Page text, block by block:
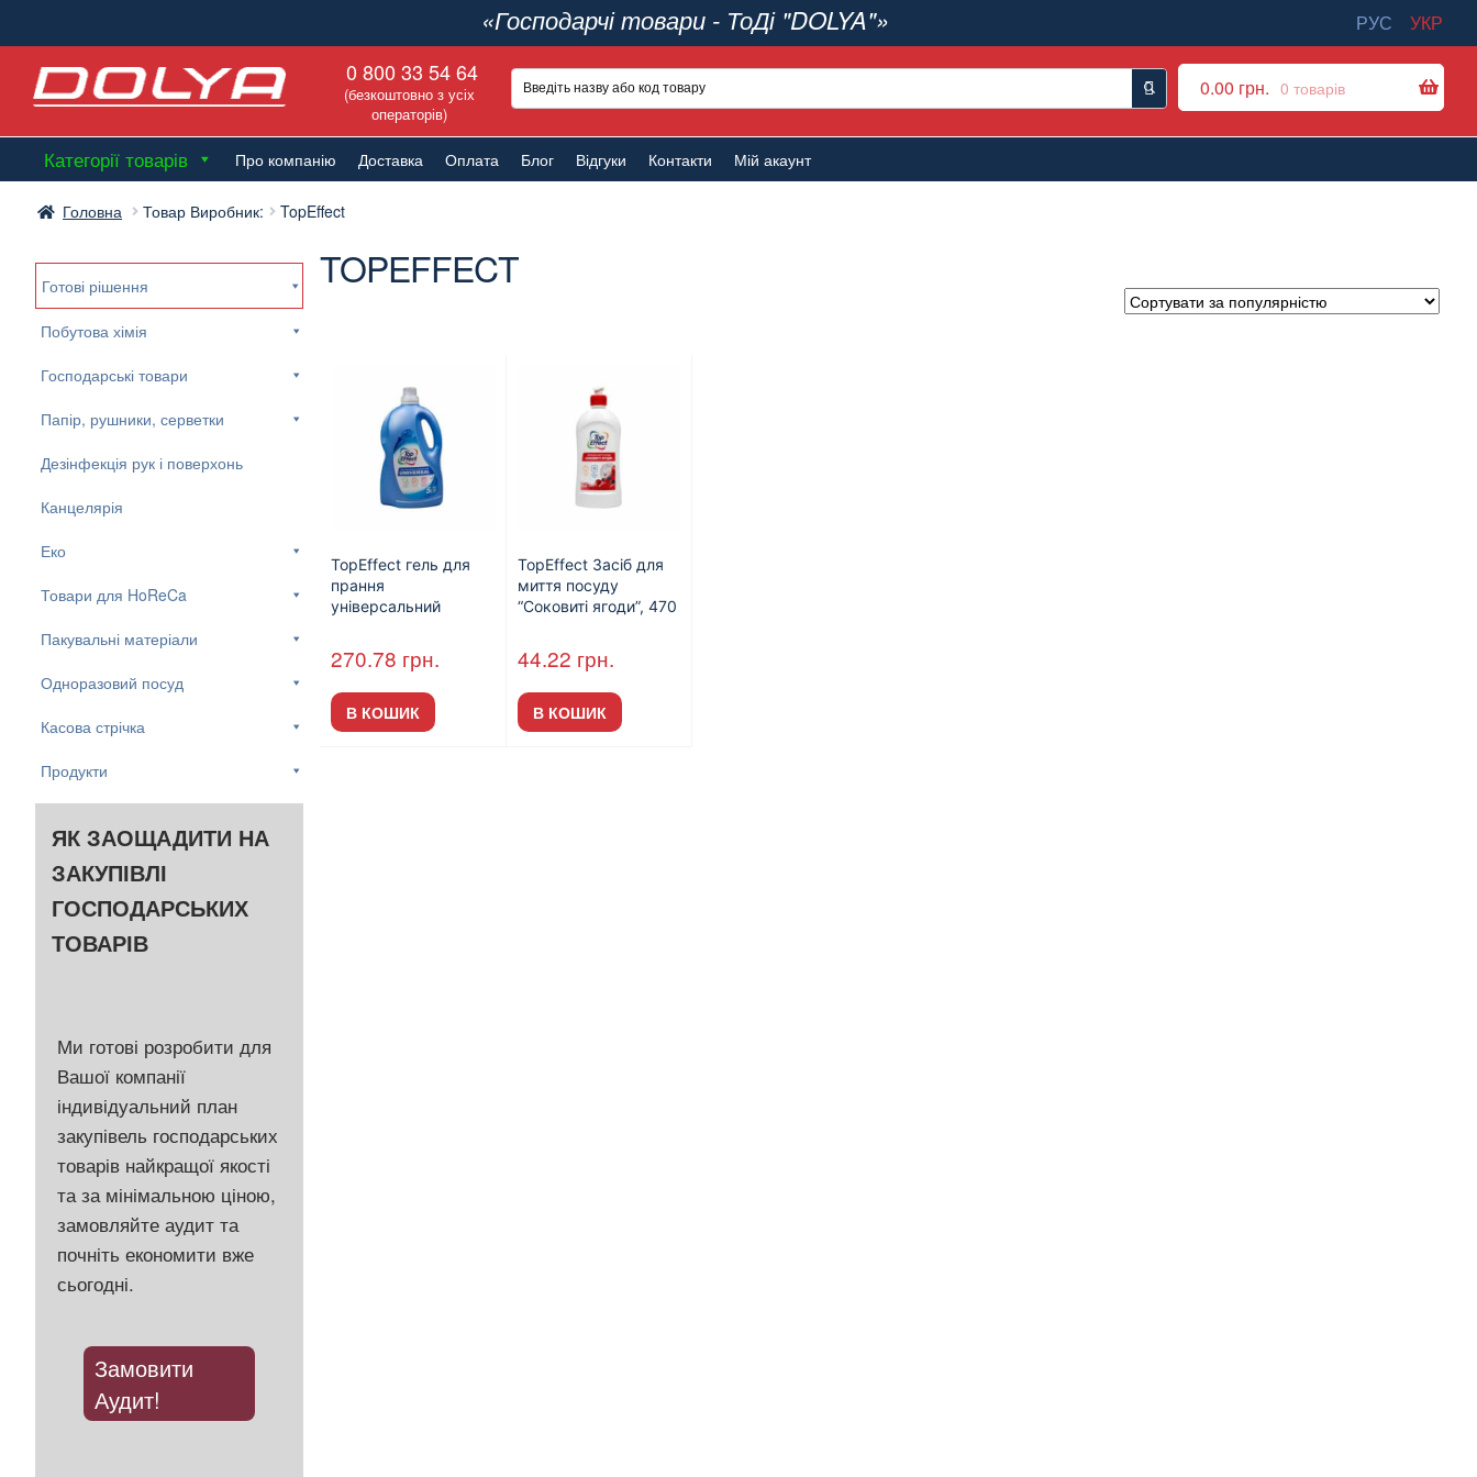
«Господарчі товари - ТоДі "DOLYA"» РУС
УКР
до
навігації
до
вмісту
0 800 33 54 64
(безкоштовно з усіх
операторів)
0.00 грн. 0 товарів
Категорії товарів Про компанію Доставка Оплата Блог Відгуки Контакти Мій акаунт
Головна Товар Виробник: TopEffect
TOPEFFECT
TopEffect гель для
прання
універсальний
270.78 грн.
В КОШИК
TopEffect Засіб для
миття посуду
“Соковиті ягоди”, 470
44.22 грн.
В КОШИК
Готові рішення
Побутова хімія
Господарські товари
Папір, рушники, серветки
Дезінфекція рук і поверхонь
Канцелярія
Еко
Товари для HoReCa
Пакувальні матеріали
Одноразовий посуд
Касова стрічка
Продукти
ЯК ЗАОЩАДИТИ НА
ЗАКУПІВЛІ
ГОСПОДАРСЬКИХ
ТОВАРІВ
Ми готові розробити для
Вашої компанії
індивідуальний план
закупівель господарських
товарів найкращої якості
та за мінімальною ціною,
замовляйте аудит та
почніть економити вже
сьогодні.
Замовити
Аудит!